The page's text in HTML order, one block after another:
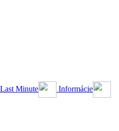
Last Minute
Informácie